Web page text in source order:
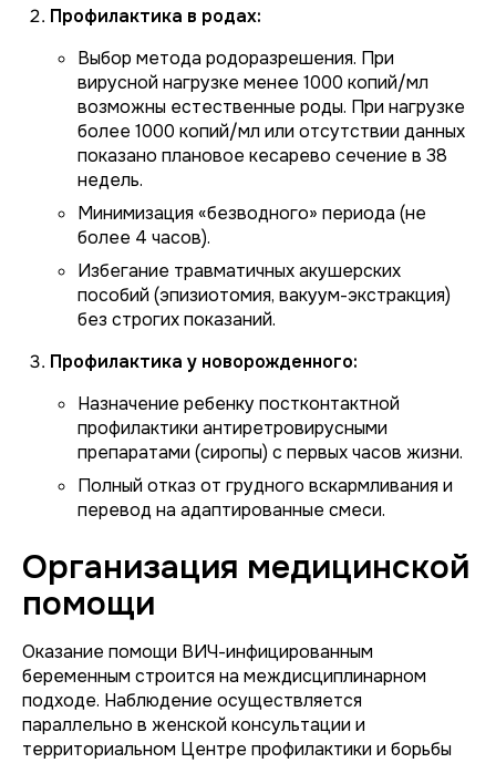
Профилактика в родах:
Выбор метода родоразрешения. При
вирусной нагрузке менее 1000 копий/мл
возможны естественные роды. При нагрузке
более 1000 копий/мл или отсутствии данных
показано плановое кесарево сечение в 38
недель.
Минимизация «безводного» периода (не
более 4 часов).
Избегание травматичных акушерских
пособий (эпизиотомия, вакуум-экстракция)
без строгих показаний.
Профилактика у новорожденного:
Назначение ребенку постконтактной
профилактики антиретровирусными
препаратами (сиропы) с первых часов жизни.
Полный отказ от грудного вскармливания и
перевод на адаптированные смеси.
Организация медицинской
помощи
Оказание помощи ВИЧ-инфицированным
беременным строится на междисциплинарном
подходе. Наблюдение осуществляется
параллельно в женской консультации и
территориальном Центре профилактики и борьбы